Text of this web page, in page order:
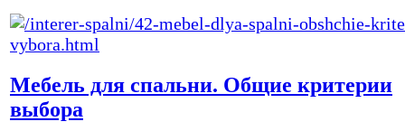
Мебель для спальни. Общие критерии
выбора